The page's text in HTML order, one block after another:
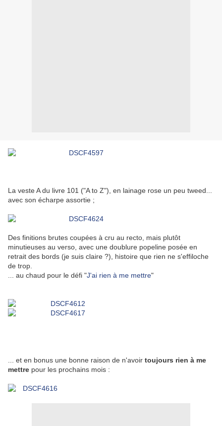
La veste A du livre 101 ("A to Z"), en lainage rose un peu tweed...
avec son écharpe assortie ;
Des finitions brutes coupées à cru au recto, mais plutôt
minutieuses au verso, avec une doublure popeline posée en
retrait des bords (je suis claire ?), histoire que rien ne s'effiloche
de trop.
... au chaud pour le défi "J'ai rien à me mettre"
... et en bonus une bonne raison de n'avoir toujours rien à me
mettre pour les prochains mois :